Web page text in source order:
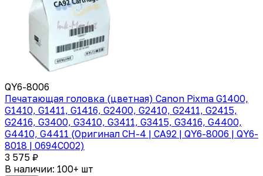
QY6-8006
Печатающая головка (цветная) Canon Pixma G1400,
G1410, G1411, G1416, G2400, G2410, G2411, G2415,
G2416, G3400, G3410, G3411, G3415, G3416, G4400,
G4410, G4411 (Оригинал CH-4 | CA92 | QY6-8006 | QY6-
8018 | 0694C002)
3 575 ₽
В наличии: 100+ шт